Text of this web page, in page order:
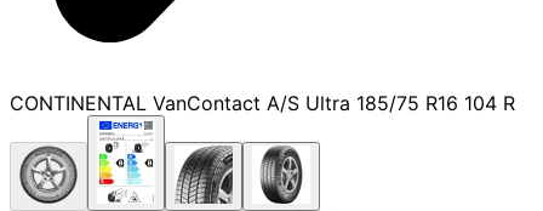
CONTINENTAL VanContact A/S Ultra 185/75 R16 104 R